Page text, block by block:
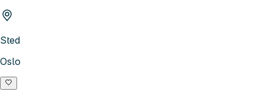
Sted
Oslo